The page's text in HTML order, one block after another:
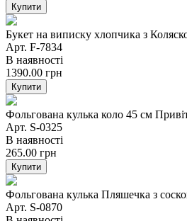
Купити
Букет на виписку хлопчика з
Арт. F-7834
В наявності
1390.00 грн
Купити
Фольгована кулька коло 45 см
Арт. S-0325
В наявності
265.00 грн
Купити
Фольгована кулька Пляшечка з
Арт. S-0870